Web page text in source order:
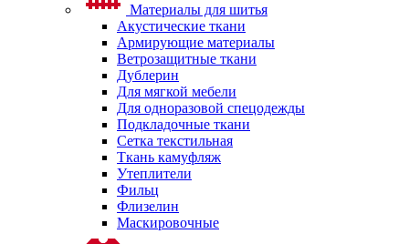
Материалы для шитья
Акустические ткани
Армирующие материалы
Ветрозащитные ткани
Дублерин
Для мягкой мебели
Для одноразовой спецодежды
Подкладочные ткани
Сетка текстильная
Ткань камуфляж
Утеплители
Фильц
Флизелин
Маскировочные